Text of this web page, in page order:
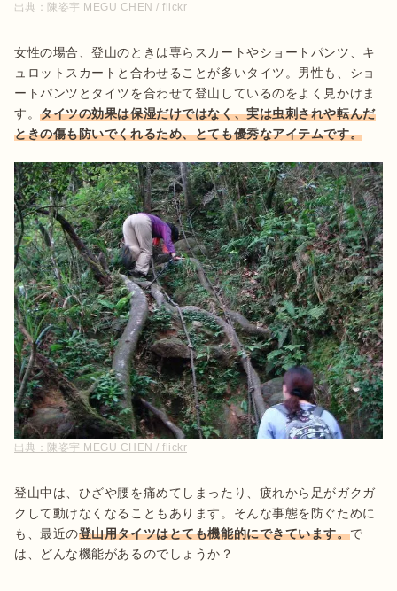
出典： 陳姿宇 MEGU CHEN / flickr
女性の場合、登山のときは専らスカートやショートパンツ、キ
ュロットスカートと合わせることが多いタイツ。男性も、ショ
ートパンツとタイツを合わせて登山しているのをよく見かけま
す。タイツの効果は保湿だけではなく、実は虫刺されや転んだ
ときの傷も防いでくれるため、とても優秀なアイテムです。
出典： 陳姿宇 MEGU CHEN / flickr
登山中は、ひざや腰を痛めてしまったり、疲れから足がガクガ
クして動けなくなることもあります。そんな事態を防ぐために
も、最近の登山用タイツはとても機能的にできています。で
は、どんな機能があるのでしょうか？